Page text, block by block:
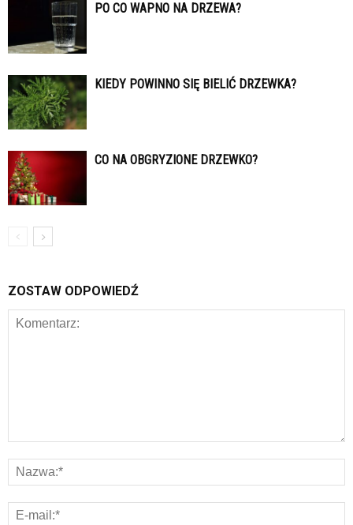
PO CO WAPNO NA DRZEWA?
KIEDY POWINNO SIĘ BIELIĆ DRZEWKA?
CO NA OBGRYZIONE DRZEWKO?
ZOSTAW ODPOWIEDŹ